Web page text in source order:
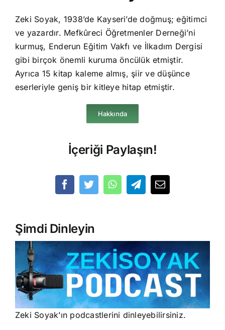
Zeki Soyak, 1938’de Kayseri’de doğmuş; eğitimci
ve yazardır. Mefkûreci Öğretmenler Derneği’ni
kurmuş, Enderun Eğitim Vakfı ve İlkadım Dergisi
gibi birçok önemli kuruma öncülük etmiştir.
Ayrıca 15 kitap kaleme almış, şiir ve düşünce
eserleriyle geniş bir kitleye hitap etmiştir.
Hakkında
İçeriği Paylaşın!
Şimdi Dinleyin
Zeki Soyak’ın podcastlerini dinleyebilirsiniz.